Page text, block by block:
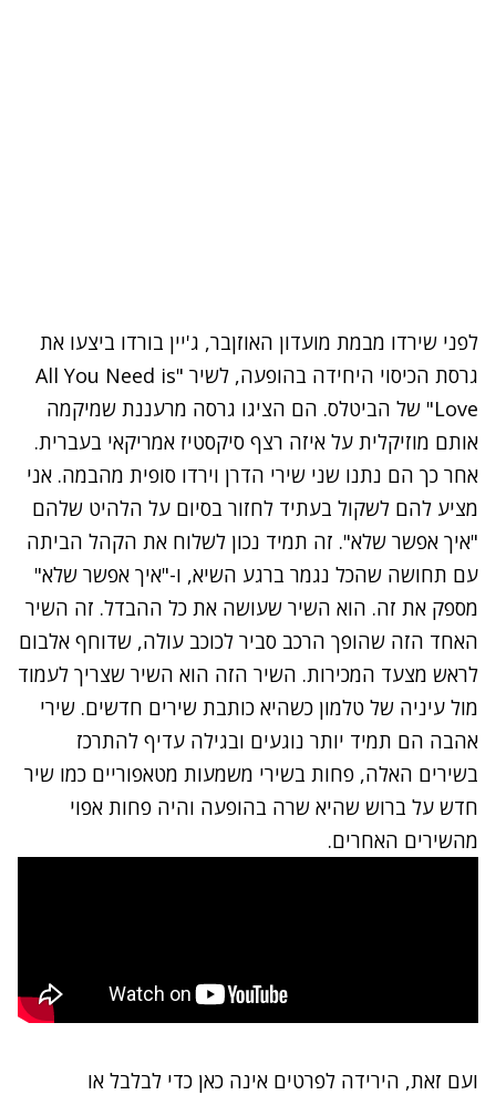
לפני שירדו מבמת מועדון האוזןבר, ג'יין בורדו ביצעו את
גרסת הכיסוי היחידה בהופעה, לשיר "All You Need is
Love" של הביטלס. הם הציגו גרסה מרעננת שמיקמה
אותם מוזיקלית על איזה רצף סיקסטיז אמריקאי בעברית.
אחר כך הם נתנו שני שירי הדרן וירדו סופית מהבמה. אני
מציע להם לשקול בעתיד לחזור בסיום על הלהיט שלהם
"איך אפשר שלא". זה תמיד נכון לשלוח את הקהל הביתה
עם תחושה שהכל נגמר ברגע השיא, ו-"איך אפשר שלא"
מספק את זה. הוא השיר שעושה את כל ההבדל. זה השיר
האחד הזה שהופך הרכב סביר לכוכב עולה, שדוחף אלבום
לראש מצעד המכירות. השיר הזה הוא השיר שצריך לעמוד
מול עיניה של טלמון כשהיא כותבת שירים חדשים. שירי
אהבה הם תמיד יותר נוגעים ובגילה עדיף להתרכז
בשירים האלה, פחות בשירי משמעות מטאפוריים כמו שיר
חדש על ברוש שהיא שרה בהופעה והיה פחות אפוי
מהשירים האחרים.
ועם זאת, הירידה לפרטים אינה כאן כדי לבלבל או